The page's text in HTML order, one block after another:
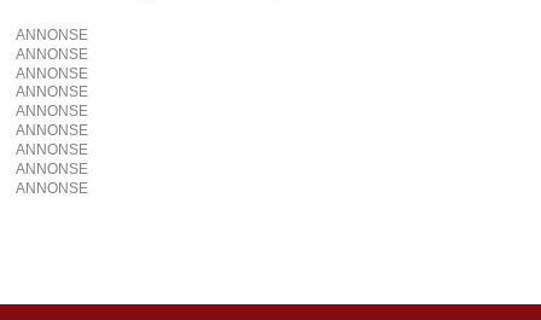
ANNONSE
ANNONSE
ANNONSE
ANNONSE
ANNONSE
ANNONSE
ANNONSE
ANNONSE
ANNONSE